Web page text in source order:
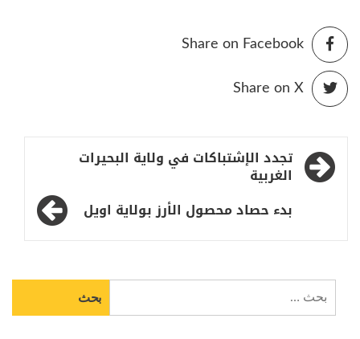
Share on Facebook
Share on X
تصفّح
المقالات
تجدد الإشتباكات في ولاية البحيرات
الغربية
بدء حصاد محصول الأرز بولاية اويل
عن: